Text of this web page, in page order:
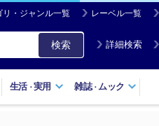
リ・ジャンル一覧 レーベル一覧
検索 詳細検索
生活・実用 雑誌・ ムック